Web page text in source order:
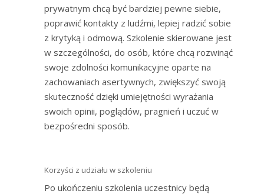
prywatnym chcą być bardziej pewne siebie,
poprawić kontakty z ludźmi, lepiej radzić sobie
z krytyką i odmową. Szkolenie skierowane jest
w szczególności, do osób, które chcą rozwinąć
swoje zdolności komunikacyjne oparte na
zachowaniach asertywnych, zwiększyć swoją
skuteczność dzięki umiejętności wyrażania
swoich opinii, poglądów, pragnień i uczuć w
bezpośredni sposób.
Korzyści z udziału w szkoleniu
Po ukończeniu szkolenia uczestnicy będą